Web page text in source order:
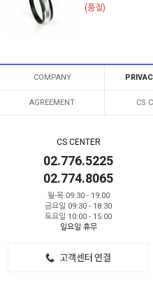
(품절)
COMPANY
AGREEMENT CS
CS CENTER
02.776.5225
02.774.8065
월-목 09:30 - 19:00
금요일 09:30 - 18:30
토요일 10:00 - 15:00
일요일 휴무